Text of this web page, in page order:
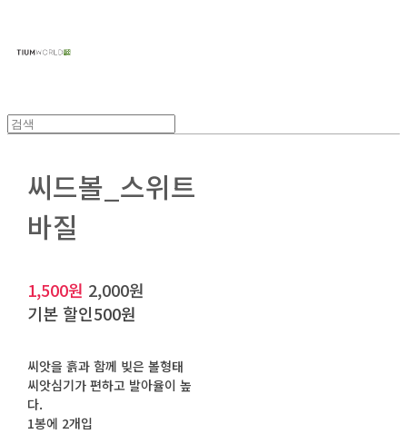
씨드볼_스위트
바질
1,500원 2,000원
기본 할인500원
씨앗을 흙과 함께 빚은 볼형태
씨앗심기가 편하고 발아율이 높
다.
1봉에 2개입